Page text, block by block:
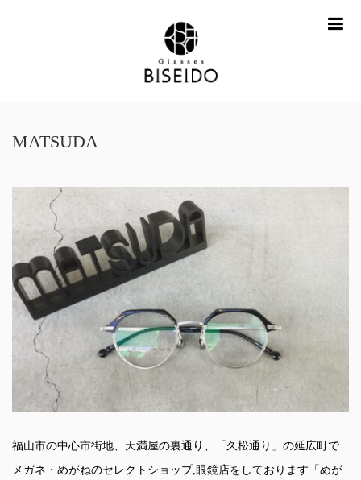
MATSUDA
福山市の中心市街地、天満屋の裏通り、「久松通り」の延広町で
メガネ・めがねのセレクトショップ,眼鏡店をしております「めが